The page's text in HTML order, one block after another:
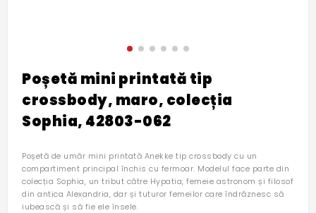
Poșetă mini printată tip
crossbody, maro, colecția
Sophia, 42803-062
Poșetă de umăr mini printată Anekke tip crossbody cu un
compartiment principal închis cu fermoar. Modelul face parte din
colecția Sophia, un tribut către Hypatia, femeie astronom și filosof
din antica Alexandria, dar și tuturor femeilor care îndrăznesc să
iubească și să fie ele însele.